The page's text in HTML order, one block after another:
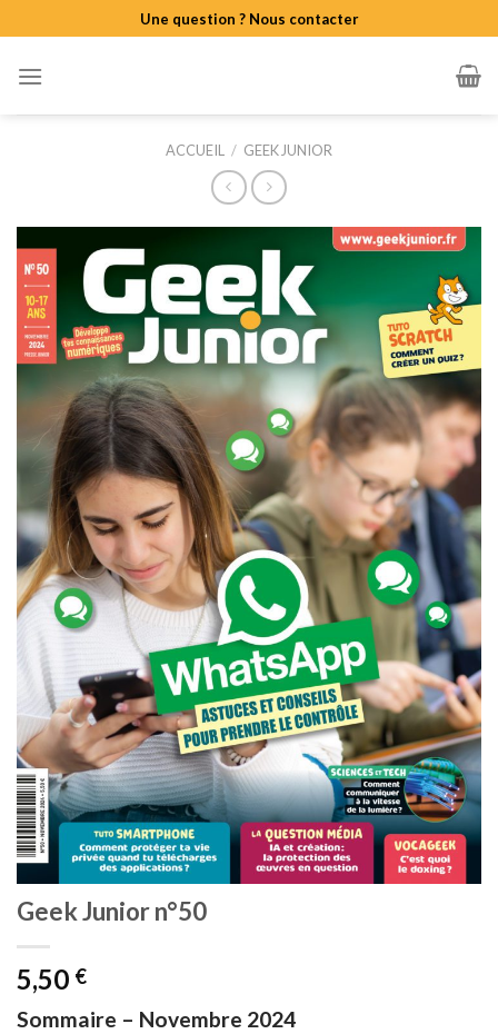
to
content
Une question ? Nous contacter
ACCUEIL / GEEK JUNIOR
Geek Junior n°50
5,50 €
Sommaire – Novembre 2024